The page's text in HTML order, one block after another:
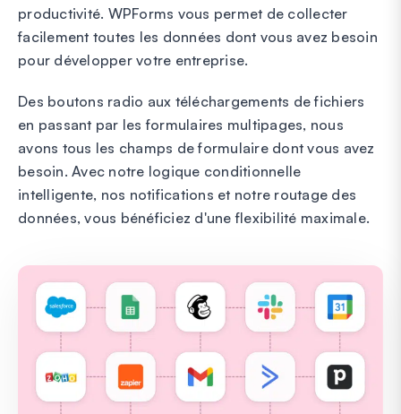
productivité. WPForms vous permet de collecter
facilement toutes les données dont vous avez besoin
pour développer votre entreprise.
Des boutons radio aux téléchargements de fichiers
en passant par les formulaires multipages, nous
avons tous les champs de formulaire dont vous avez
besoin. Avec notre logique conditionnelle
intelligente, nos notifications et notre routage des
données, vous bénéficiez d'une flexibilité maximale.